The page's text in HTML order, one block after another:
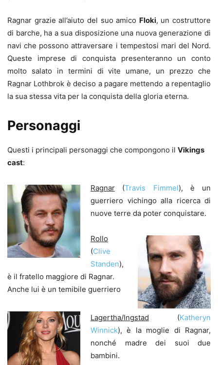
Ragnar grazie all’aiuto del suo amico Floki, un costruttore
di barche, ha a sua disposizione una nuova generazione di
navi che possono attraversare i tempestosi mari del Nord.
Queste imprese di conquista presenteranno un conto
molto salato in termini di vite umane, un prezzo che
Ragnar Lothbrok è deciso a pagare mettendo a repentaglio
la sua stessa vita per la conquista della gloria eterna.
Personaggi
Questi i principali personaggi che compongono il Vikings
cast:
Ragnar (Travis Fimmel), è un
guerriero vichingo alla ricerca di
nuove terre da poter conquistare.
Rollo
(Clive
Standen),
è il fratello maggiore di Ragnar.
Anche lui è un temibile guerriero
Lagertha/Ingstad (Katheryn
Winnick), è la moglie di Ragnar,
nonché madre dei suoi due
bambini.